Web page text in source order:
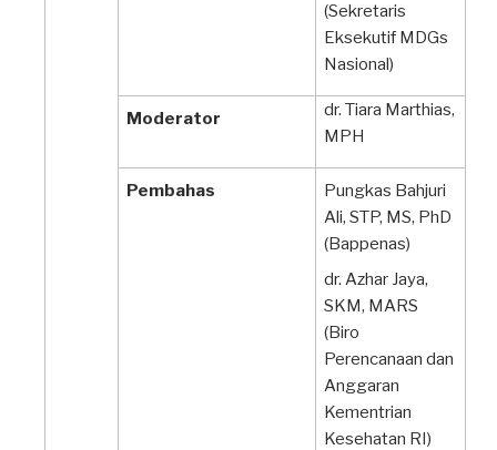
(Sekretaris
Eksekutif MDGs
Nasional)
Moderator
dr. Tiara Marthias,
MPH
Pembahas
Pungkas Bahjuri
Ali, STP, MS, PhD
(Bappenas)
dr. Azhar Jaya,
SKM, MARS
(Biro
Perencanaan dan
Anggaran
Kementrian
Kesehatan RI)